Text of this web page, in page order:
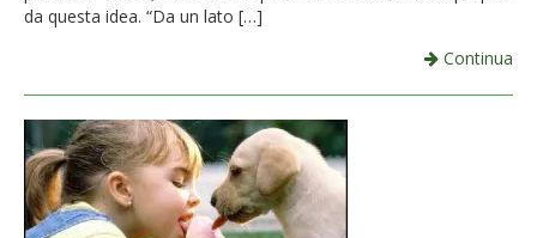
da questa idea. “Da un lato […]
Continua